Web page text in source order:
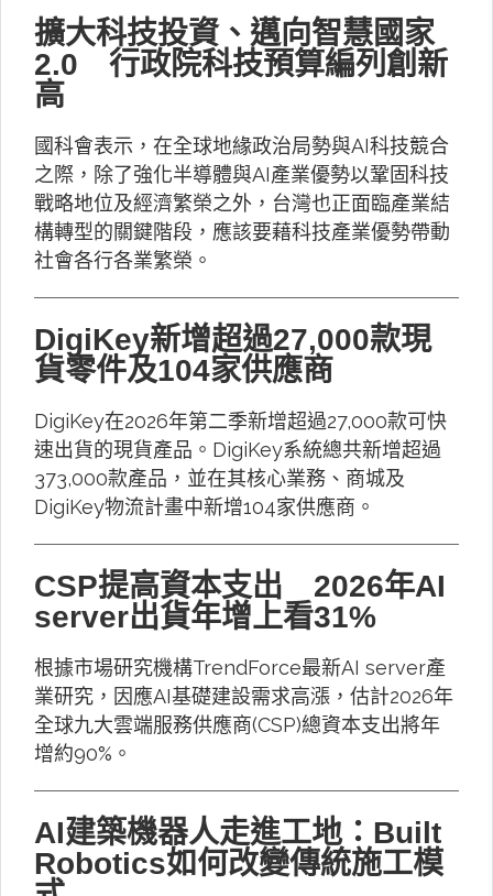
擴大科技投資、邁向智慧國家
2.0 行政院科技預算編列創新
高
國科會表示，在全球地緣政治局勢與AI科技競合
之際，除了強化半導體與AI產業優勢以鞏固科技
戰略地位及經濟繁榮之外，台灣也正面臨產業結
構轉型的關鍵階段，應該要藉科技產業優勢帶動
社會各行各業繁榮。
DigiKey新增超過27,000款現
貨零件及104家供應商
DigiKey在2026年第二季新增超過27,000款可快
速出貨的現貨產品。DigiKey系統總共新增超過
373,000款產品，並在其核心業務、商城及
DigiKey物流計畫中新增104家供應商。
CSP提高資本支出 2026年AI
server出貨年增上看31%
根據市場研究機構TrendForce最新AI server產
業研究，因應AI基礎建設需求高漲，估計2026年
全球九大雲端服務供應商(CSP)總資本支出將年
增約90%。
AI建築機器人走進工地：Built
Robotics如何改變傳統施工模